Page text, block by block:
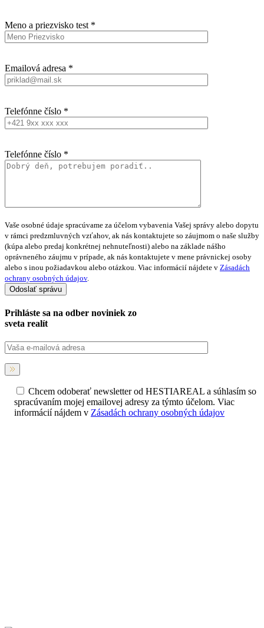
Meno a priezvisko test *
Emailová adresa *
Telefónne číslo *
Telefónne číslo *
Vaše osobné údaje spracúvame za účelom vybavenia Vašej správy alebo dopytu
v rámci predzmluvných vzťahov, ak nás kontaktujete so záujmom o naše služby
(kúpa alebo predaj konkrétnej nehnuteľnosti) alebo na základe nášho
oprávneného záujmu v prípade, ak nás kontaktujete v mene právnickej osoby
alebo s inou požiadavkou alebo otázkou. Viac informácií nájdete v Zásadách
ochrany osobných údajov.
Prihláste sa na odber noviniek zo
sveta realít
Chcem odoberať newsletter od HESTIAREAL a súhlasím so
spracúvaním mojej emailovej adresy za týmto účelom. Viac
informácií nájdem v Zásadách ochrany osobných údajov